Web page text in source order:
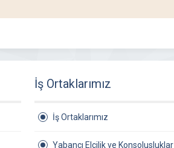
İş Ortaklarımız
İş Ortaklarımız
Yabancı Elçilik ve Konsolusluklar